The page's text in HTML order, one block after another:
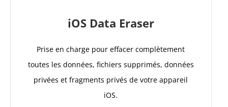
iOS Data Eraser
Prise en charge pour effacer complètement
toutes les données, fichiers supprimés, données
privées et fragments privés de votre appareil
iOS.